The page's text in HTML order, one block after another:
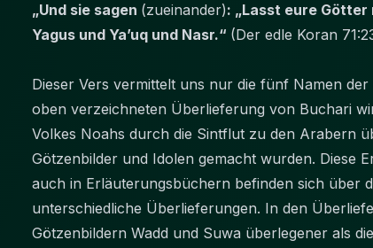
„Und sie sagen (zueinander): „Lasst eure
Yagus und Ya’uq und Nasr.“ (Der edle Koran
Dieser Vers vermittelt uns nur die fünf Namen
oben verzeichneten Überlieferung von Buchari
Volkes Noahs durch die Sintflut zu den Arabern
Götzenbilder und Idolen gemacht wurden. Diese
auch in Erläuterungsbüchern befinden sich über
unterschiedliche Überlieferungen. In den
Götzenbildern Wadd und Suwa überlegener als